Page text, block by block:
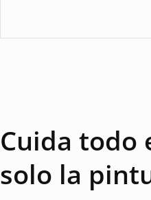
Cuida todo
solo la